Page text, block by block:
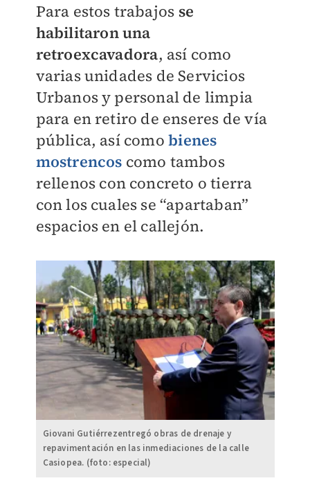
Para estos trabajos se
habilitaron una
retroexcavadora, así como
varias unidades de Servicios
Urbanos y personal de limpia
para en retiro de enseres de vía
pública, así comobienes
mostrencos como tambos
rellenos con concreto o tierra
con los cuales se “apartaban”
espacios en el callejón.
Giovani Gutiérrezentregó obras de drenaje y
repavimentación en las inmediaciones de la calle
Casiopea. (foto: especial)